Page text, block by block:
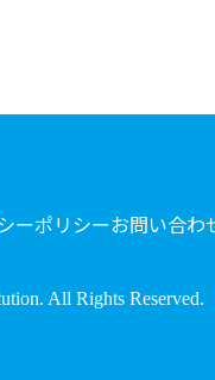
ーポリシーお問い合わ
All Rights Reserved.